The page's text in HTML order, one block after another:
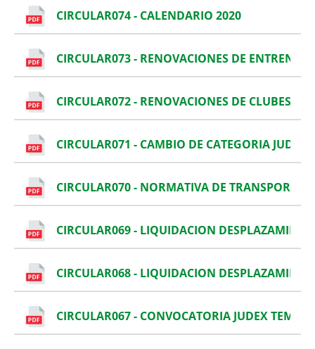
CIRCULAR074 - CALENDARIO 2020
CIRCULAR073 - RENOVACIONES DE
CIRCULAR072 - RENOVACIONES DE CLUBES
CIRCULAR071 - CAMBIO DE CATEGORIA JUDEX
CIRCULAR070 - NORMATIVA DE TRANSPORTE
CIRCULAR069 - LIQUIDACION
CIRCULAR068 - LIQUIDACION
CIRCULAR067 - CONVOCATORIA JUDEX